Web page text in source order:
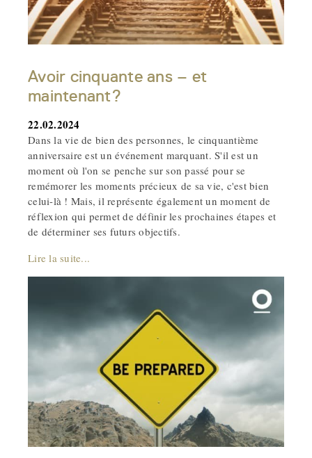
Avoir cinquante ans – et
maintenant?
22.02.2024
Dans la vie de bien des personnes, le cinquantième
anniversaire est un événement marquant. S'il est un
moment où l'on se penche sur son passé pour se
remémorer les moments précieux de sa vie, c'est bien
celui-là ! Mais, il représente également un moment de
réflexion qui permet de définir les prochaines étapes et
de déterminer ses futurs objectifs.
Lire la suite...